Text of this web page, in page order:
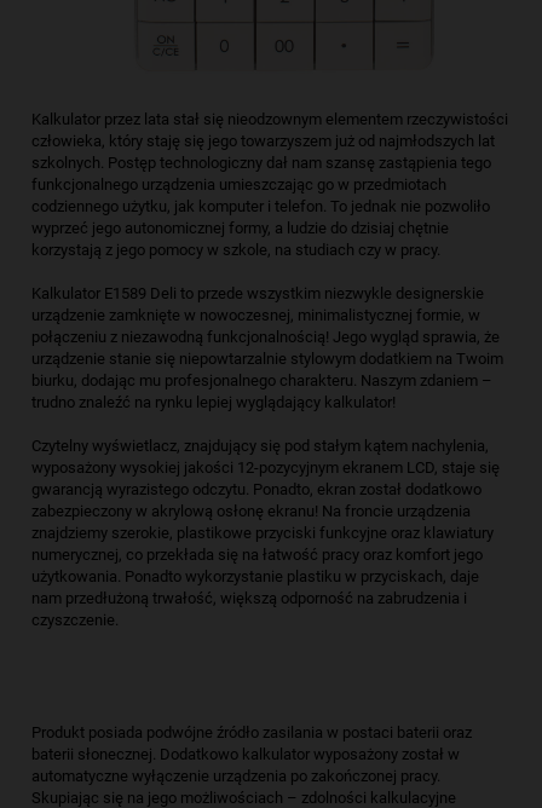
Kalkulator przez lata stał się nieodzownym elementem rzeczywistości
człowieka, który staję się jego towarzyszem już od najmłodszych lat
szkolnych. Postęp technologiczny dał nam szansę zastąpienia tego
funkcjonalnego urządzenia umieszczając go w przedmiotach
codziennego użytku, jak komputer i telefon. To jednak nie pozwoliło
wyprzeć jego autonomicznej formy, a ludzie do dzisiaj chętnie
korzystają z jego pomocy w szkole, na studiach czy w pracy.
Kalkulator E1589 Deli to przede wszystkim niezwykle designerskie
urządzenie zamknięte w nowoczesnej, minimalistycznej formie, w
połączeniu z niezawodną funkcjonalnością! Jego wygląd sprawia, że
urządzenie stanie się niepowtarzalnie stylowym dodatkiem na Twoim
biurku, dodając mu profesjonalnego charakteru. Naszym zdaniem –
trudno znaleźć na rynku lepiej wyglądający kalkulator!
Czytelny wyświetlacz, znajdujący się pod stałym kątem nachylenia,
wyposażony wysokiej jakości 12-pozycyjnym ekranem LCD, staje się
gwarancją wyrazistego odczytu. Ponadto, ekran został dodatkowo
zabezpieczony w akrylową osłonę ekranu! Na froncie urządzenia
znajdziemy szerokie, plastikowe przyciski funkcyjne oraz klawiatury
numerycznej, co przekłada się na łatwość pracy oraz komfort jego
użytkowania. Ponadto wykorzystanie plastiku w przyciskach, daje
nam przedłużoną trwałość, większą odporność na zabrudzenia i
czyszczenie.
Produkt posiada podwójne źródło zasilania w postaci baterii oraz
baterii słonecznej. Dodatkowo kalkulator wyposażony został w
automatyczne wyłączenie urządzenia po zakończonej pracy.
Skupiając się na jego możliwościach – zdolności kalkulacyjne